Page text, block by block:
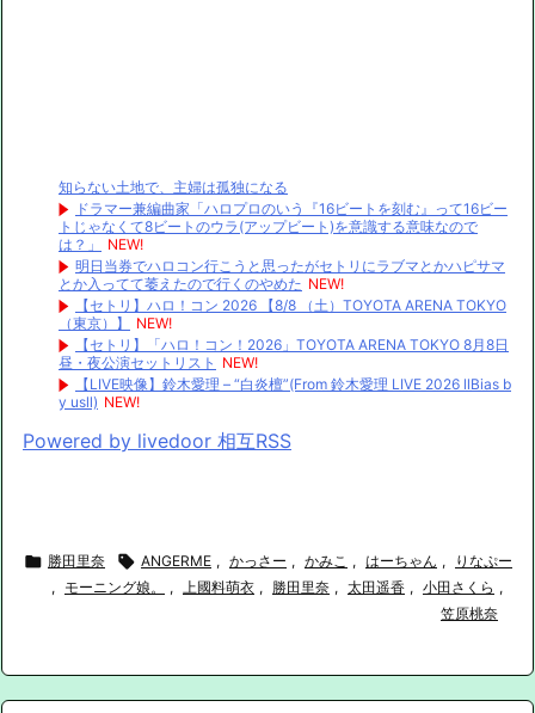
知らない土地で、主婦は孤独になる
ドラマー兼編曲家「ハロプロのいう『16ビートを刻む』って16ビー
トじゃなくて8ビートのウラ(アップビート)を意識する意味なので
は？」
NEW!
明日当券でハロコン行こうと思ったがセトリにラブマとかハピサマ
とか入ってて萎えたので行くのやめた NEW!
【セトリ】ハロ！コン 2026 【8/8 （土）TOYOTA ARENA TOKYO
（東京）】
NEW!
【セトリ】「ハロ！コン！2026」TOYOTA ARENA TOKYO 8月8日
昼・夜公演セットリスト NEW!
【LIVE映像】鈴木愛理 – “白炎檀”(From 鈴木愛理 LIVE 2026 llBias b
y usll) NEW!
Powered by livedoor 相互RSS
 勝田里奈  ANGERME , かっさー , かみこ , はーちゃん ,
りなぷー
,
モーニング娘。 , 上國料萌衣 , 勝田里奈 , 太田遥香 , 小田さくら ,
笠原桃奈